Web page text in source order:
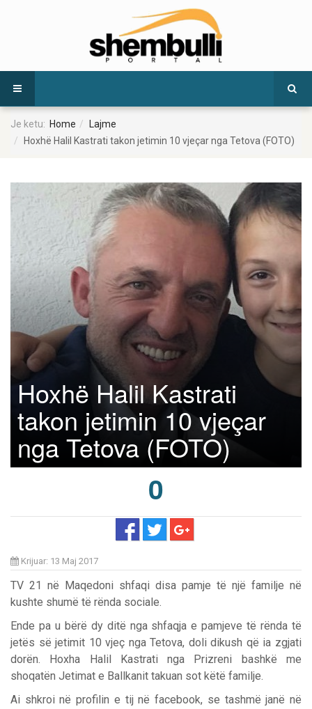
Je ketu: Home
Lajme
Hoxhë Halil Kastrati takon jetimin 10 vjeçar nga Tetova (FOTO)
Hoxhë Halil Kastrati
takon jetimin 10 vjeçar
nga Tetova (FOTO)
0
Krijuar: 13 Maj 2017
TV 21 në Maqedoni shfaqi disa pamje të një familje në
kushte shumë të rënda sociale.
Ende pa u bërë dy ditë nga shfaqja e pamjeve të rënda të
jetës së jetimit 10 vjeç nga Tetova, doli dikush që ia zgjati
dorën. Hoxha Halil Kastrati nga Prizreni bashkë me
shoqatën Jetimat e Ballkanit takuan sot këtë familje.
Ai shkroi në profilin e tij në facebook, se tashmë janë në